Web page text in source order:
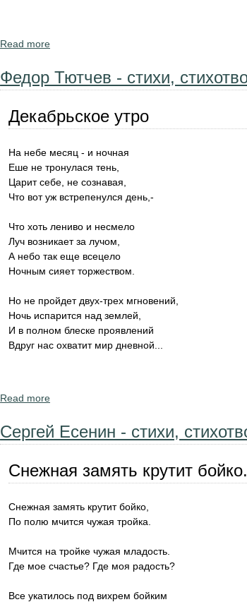
Read more
Федор Тютчев - стихи,
Декабрьское утро
На небе месяц - и ночная
Еше не тронулася тень,
Царит себе, не сознавая,
Что вот уж встрепенулся день,-
Что хоть лениво и несмело
Луч возникает за лучом,
А небо так еще всецело
Ночным сияет торжеством.
Но не пройдет двух-трех мгновений,
Ночь испарится над землей,
И в полном блеске проявлений
Вдруг нас охватит мир дневной...
Read more
Сергей Есенин - стихи,
Снежная замять крутит
Снежная замять крутит бойко,
По полю мчится чужая тройка.
Мчится на тройке чужая младость.
Где мое счастье? Где моя радость?
Все укатилось под вихрем бойким